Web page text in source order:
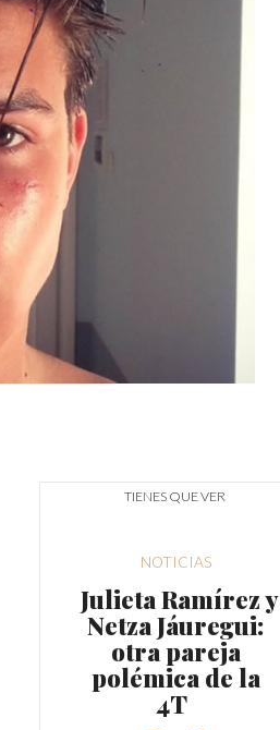
TIENES QUE VER
NOTICIAS
Julieta Ramírez y
Netza Jáuregui:
otra pareja
polémica de la
4T